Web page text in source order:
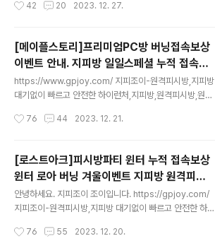
금빛 교환소에서 보상으로 지급되는 "금빛성물 10단계" =
D : gpjoy80 천하제일 거상온라인 피시방 출첵 이벤트 안
지 피시방 접속보상 받으시고 쿠폰 일접 속보상 받으시길
바랍니다. PC방 출석체크 이벤트1 출석체크 일일 아이템
지급 LIST(아 래) PC방에서 1시간 게임 플레이하시면 PC
방 선물상자가 공유물품창고로 지급 모든 아이템은 각 1회
지급, 거래불가템 입니다. 응모 이벤트 2 PC방에서 1시간
전 11시에 받은 개수만큼 응모 횟수 지급 응모를 많이 할 수
42 20 2023. 12. 27.
[메이플스토리]프리미엄PC방 버닝접속보상
이벤트 안내. 지피방 일일스페셜 누적 접속시
간 보상 프리미엄 원격피시방 지피조이
https://www.gpjoy.com/ 지피조이-원격피시방,지피방
대기없이 빠르고 안전한 하이런처,지피방,원격피시방,원격
프리미엄 피시방 보유 gpjoy.com 안녕하세요. 지피조이
임하기 일하기 연애하기 힐링하기 바쁘시더라도ㅎㅎㅎ 모
두들 건강 조심하시고, 미끄럼 조심하시길 바랍니다. 이제
날씨도 장난 없습니다.^^ 더워서 못하고, 추워서 못하고...
마음만 앞서가지 마시고, 작은 일이라도 안전하게 하시길
바랍니다. 국산 온라인게임 PC방 순위 2위 자리잡고 있는
접속시간 보상이벤트 입니다^^ 메이플 프리미엄 PC방혜
76 44 2023. 12. 21.
[로스트아크]피시방파티 윈터 누적 접속보상
윈터 로아 버닝 겨울이벤트 지피방 원격피시
방 PC방혜택 안내
안녕하세요. 지피조이 조이입니다. https://gpjoy.com/
지피조이-원격피시방,지피방 대기없이 빠르고 안전한 하
방,하이런처m,지피조이,최대 프리미엄 피시방 보유 gpjo
76 55 2023. 12. 20.